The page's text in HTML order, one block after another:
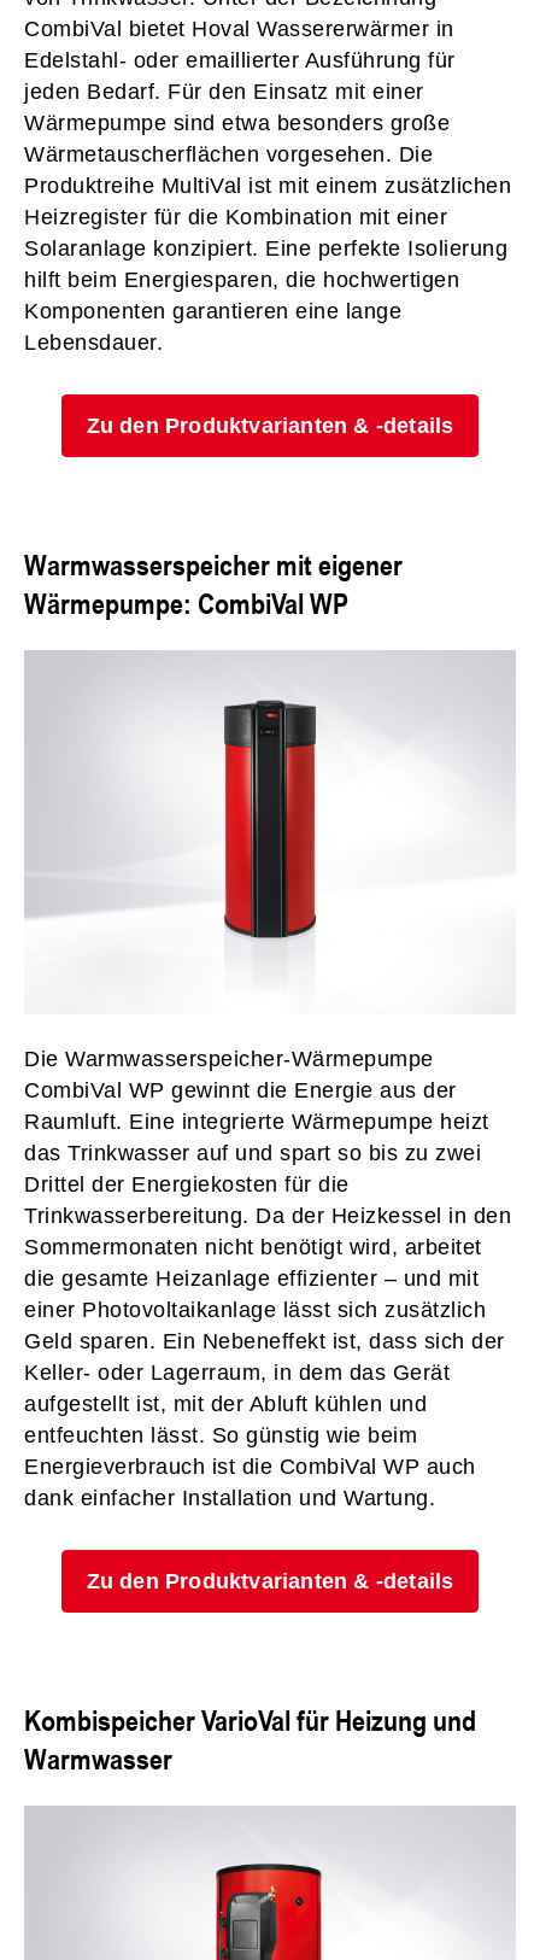
CombiVal bietet Hoval Wassererwärmer in
Edelstahl- oder emaillierter Ausführung für
jeden Bedarf. Für den Einsatz mit einer
Wärmepumpe sind etwa besonders große
Wärmetauscherflächen vorgesehen. Die
Produktreihe MultiVal ist mit einem zusätzlichen
Heizregister für die Kombination mit einer
Solaranlage konzipiert. Eine perfekte Isolierung
hilft beim Energiesparen, die hochwertigen
Komponenten garantieren eine lange
Lebensdauer.
Zu den Produktvarianten & -details
Warmwasserspeicher mit eigener
Wärmepumpe: CombiVal WP
Die Warmwasserspeicher-Wärmepumpe
CombiVal WP gewinnt die Energie aus der
Raumluft. Eine integrierte Wärmepumpe heizt
das Trinkwasser auf und spart so bis zu zwei
Drittel der Energiekosten für die
Trinkwasserbereitung. Da der Heizkessel in den
Sommermonaten nicht benötigt wird, arbeitet
die gesamte Heizanlage effizienter – und mit
einer Photovoltaikanlage lässt sich zusätzlich
Geld sparen. Ein Nebeneffekt ist, dass sich der
Keller- oder Lagerraum, in dem das Gerät
aufgestellt ist, mit der Abluft kühlen und
entfeuchten lässt. So günstig wie beim
Energieverbrauch ist die CombiVal WP auch
dank einfacher Installation und Wartung.
Zu den Produktvarianten & -details
Kombispeicher VarioVal für Heizung und
Warmwasser